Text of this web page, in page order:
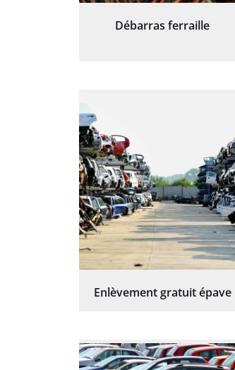
Débarras ferraille
Enlèvement gratuit épave